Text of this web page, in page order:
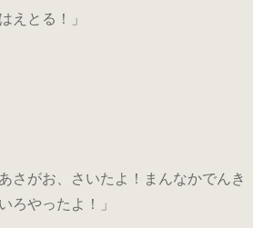
えとる！」
さがお、さいたよ！まんなかでんき
やったよ！」